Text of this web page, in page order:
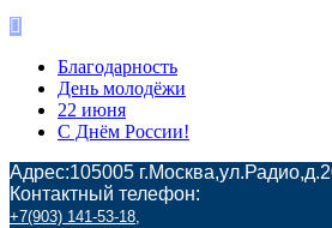
Благодарность
День молодёжи
22 июня
С Днём России!
Адрес:105005
Контактный телефон:
+7(903) 141-53-18,